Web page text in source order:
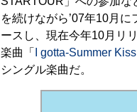
を続けながら’07年10月に
ースし、現在今年10月リ
楽曲「
I gotta-Summer Kiss
シングル楽曲だ。